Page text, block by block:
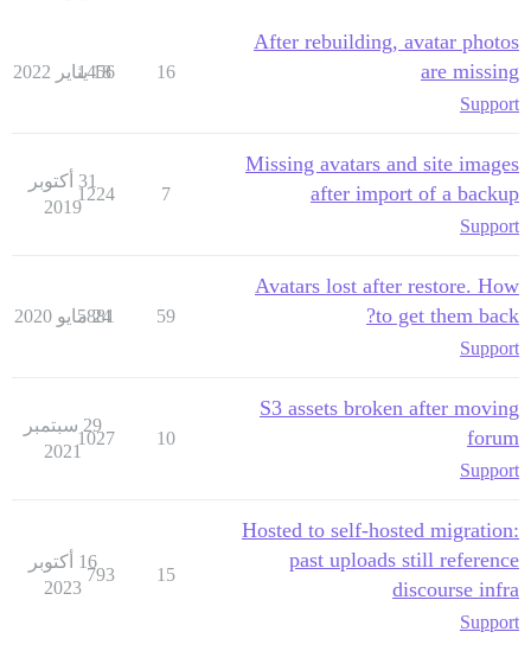
After rebuilding, avatar photos
are missing
Support
16
1456
18 يناير 2022
Missing avatars and site images
after import of a backup
Support
7
1224
31 أكتوبر
2019
Avatars lost after restore. How
to get them back?
Support
59
5881
24 مايو 2020
S3 assets broken after moving
forum
Support
10
1027
29 سبتمبر
2021
Hosted to self-hosted migration:
past uploads still reference
discourse infra
Support
15
793
16 أكتوبر
2023